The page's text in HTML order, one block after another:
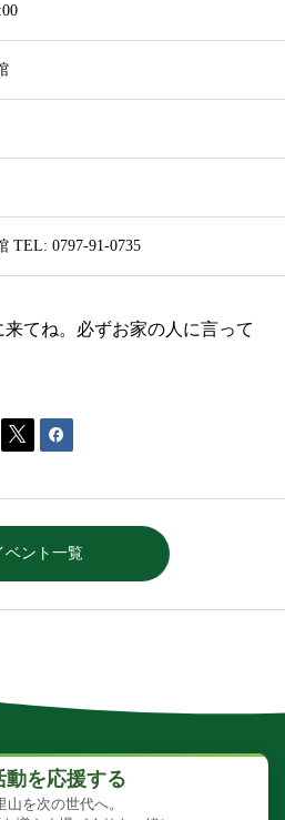
TEL: 0797-91-0735
てね。必ずお家の人に言って
 
ベント一覧
動を応援する
山を次の世代へ。